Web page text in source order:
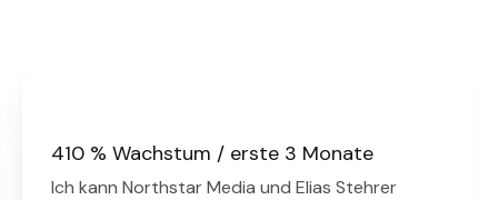
410 % Wachstum / erste 3 Monate
Ich kann Northstar Media und Elias Stehrer